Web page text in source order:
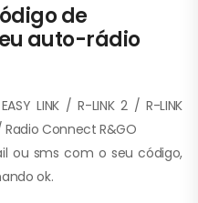
de
auto-rádio
LINK / R-LINK 2 / R-LINK
Connect R&GO
ou sms com o seu código,
ok.